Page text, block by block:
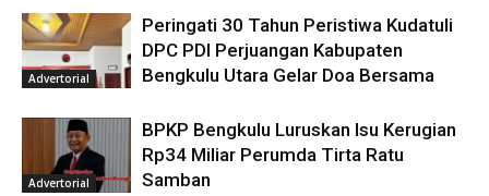
Advertorial
Peringati 30 Tahun Peristiwa Kudatuli
DPC PDI Perjuangan Kabupaten
Bengkulu Utara Gelar Doa Bersama
Advertorial
BPKP Bengkulu Luruskan Isu Kerugian
Rp34 Miliar Perumda Tirta Ratu
Samban